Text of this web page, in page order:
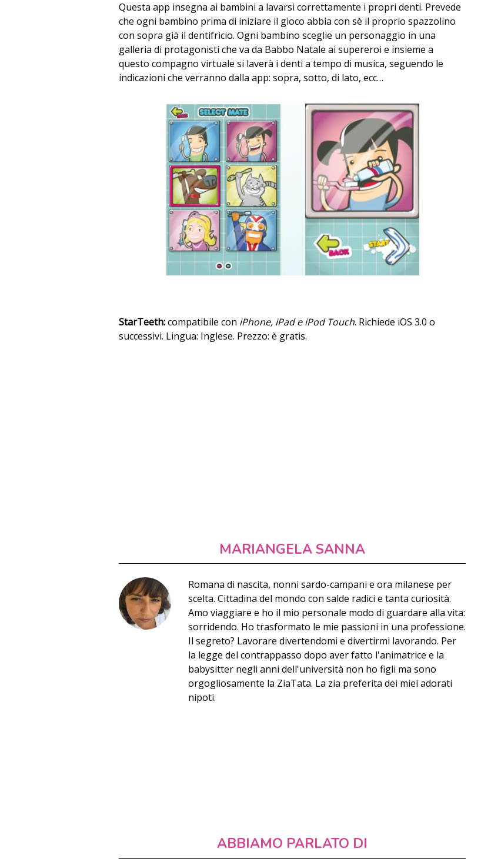
Questa app insegna ai bambini a lavarsi correttamente i propri denti. Prevede
che ogni bambino prima di iniziare il gioco abbia con sè il proprio spazzolino
con sopra già il dentifricio. Ogni bambino sceglie un personaggio in una
galleria di protagonisti che va da Babbo Natale ai supereroi e insieme a
questo compagno virtuale si laverà i denti a tempo di musica, seguendo le
indicazioni che verranno dalla app: sopra, sotto, di lato, ecc…
StarTeeth:compatibile con iPhone, iPad e iPod Touch. Richiede iOS 3.0 o
successivi. Lingua: Inglese. Prezzo: è gratis.
MARIANGELA SANNA
Romana di nascita, nonni sardo-campani e ora milanese per
scelta. Cittadina del mondo con salde radici e tanta curiosità.
Amo viaggiare e ho il mio personale modo di guardare alla vita:
sorridendo. Ho trasformato le mie passioni in una professione.
Il segreto? Lavorare divertendomi e divertirmi lavorando. Per
la legge del contrappasso dopo aver fatto l'animatrice e la
babysitter negli anni dell'università non ho figli ma sono
orgogliosamente la ZiaTata. La zia preferita dei miei adorati
nipoti.
ABBIAMO PARLATO DI